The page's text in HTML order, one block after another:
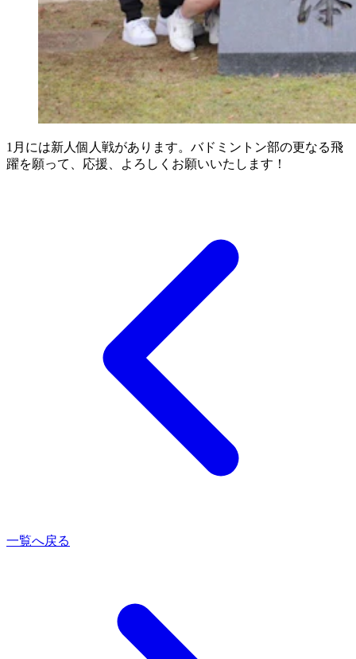
1月には新人個人戦があります。バドミントン部の更なる飛
躍を願って、応援、よろしくお願いいたします！
一覧へ戻る